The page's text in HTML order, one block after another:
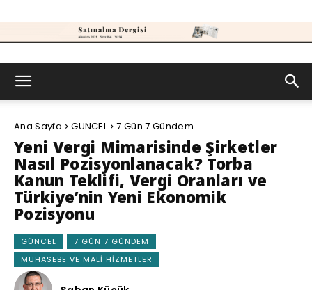
Ana Sayfa GÜNCEL 7 Gün 7 Gündem
Yeni Vergi Mimarisinde Şirketler
Nasıl Pozisyonlanacak? Torba
Kanun Teklifi, Vergi Oranları ve
Türkiye’nin Yeni Ekonomik
Pozisyonu
GÜNCEL
7 GÜN 7 GÜNDEM
MUHASEBE VE MALI HIZMETLER